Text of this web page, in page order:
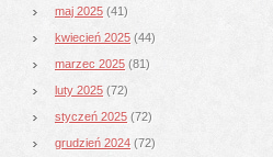
maj 2025 (41)
kwiecień 2025 (44)
marzec 2025 (81)
luty 2025 (72)
styczeń 2025 (72)
grudzień 2024 (72)